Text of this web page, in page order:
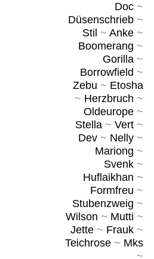
Doc~
Düsenschrieb~
Stil ~ Anke~
Boomerang ~
Gorilla~
Borrowfield ~
Zebu ~ Etosha
~ Herzbruch ~
Oldeurope~
Stella~ Vert~
Dev~ Nelly~
Mariong ~
Svenk~
Huflaikhan ~
Formfreu ~
Stubenzweig ~
Wilson ~ Mutti ~
Jette~ Frauk~
Teichrose~ Mks
~